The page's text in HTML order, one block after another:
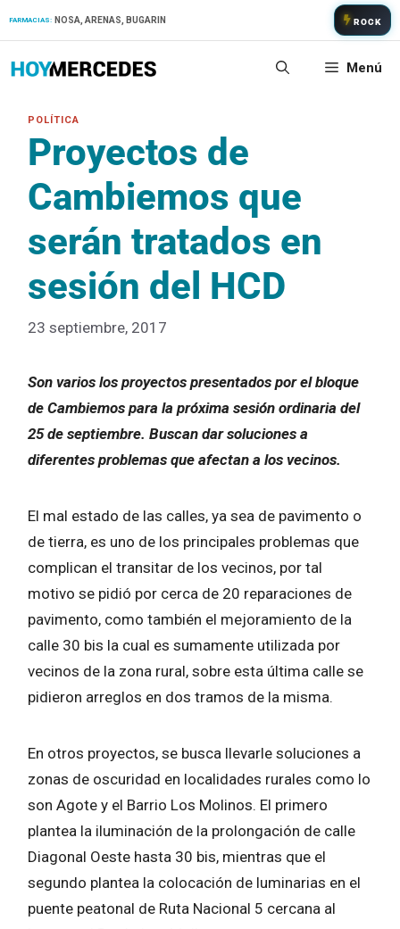
FARMACIAS: NOSA, ARENAS, BUGARIN ROCK
Menú
Proyectos de
Cambiemos que
serán tratados en
sesión del HCD
23 septiembre, 2017
Son varios los proyectos presentados por el bloque
de Cambiemos para la próxima sesión ordinaria del
25 de septiembre. Buscan dar soluciones a
diferentes problemas que afectan a los vecinos.
El mal estado de las calles, ya sea de pavimento o
de tierra, es uno de los principales problemas que
complican el transitar de los vecinos, por tal
motivo se pidió por cerca de 20 reparaciones de
pavimento, como también el mejoramiento de la
calle 30 bis la cual es sumamente utilizada por
vecinos de la zona rural, sobre esta última calle se
pidieron arreglos en dos tramos de la misma.
En otros proyectos, se busca llevarle soluciones a
zonas de oscuridad en localidades rurales como lo
son Agote y el Barrio Los Molinos. El primero
plantea la iluminación de la prolongación de calle
Diagonal Oeste hasta 30 bis, mientras que el
segundo plantea la colocación de luminarias en el
puente peatonal de Ruta Nacional 5 cercana al